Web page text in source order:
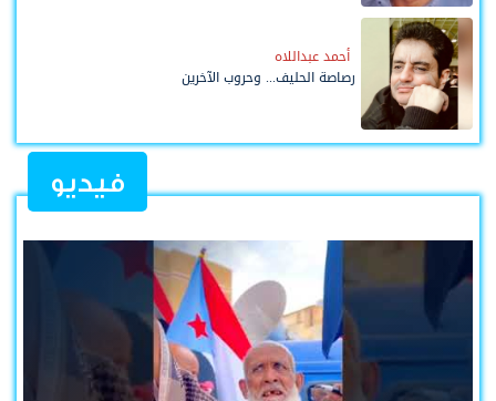
أحمد عبداللاه
رصاصة الحليف... وحروب الآخرين
فيديو